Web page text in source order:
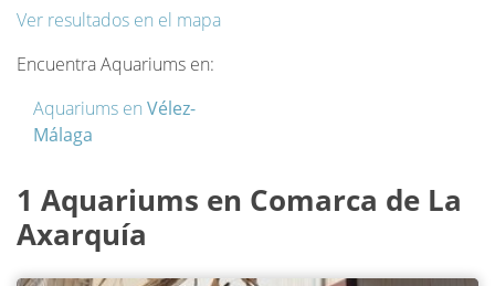
Ver resultados en el mapa
Encuentra Aquariums en:
Aquariums en Vélez-
Málaga
1 Aquariums en Comarca de La
Axarquía